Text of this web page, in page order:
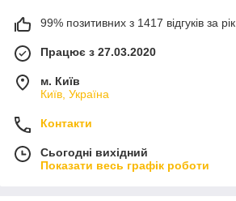
99% позитивних з 1417 відгуків за рік
Працює з 27.03.2020
м. Київ
Київ, Україна
Контакти
Сьогодні вихідний
Показати весь графік роботи